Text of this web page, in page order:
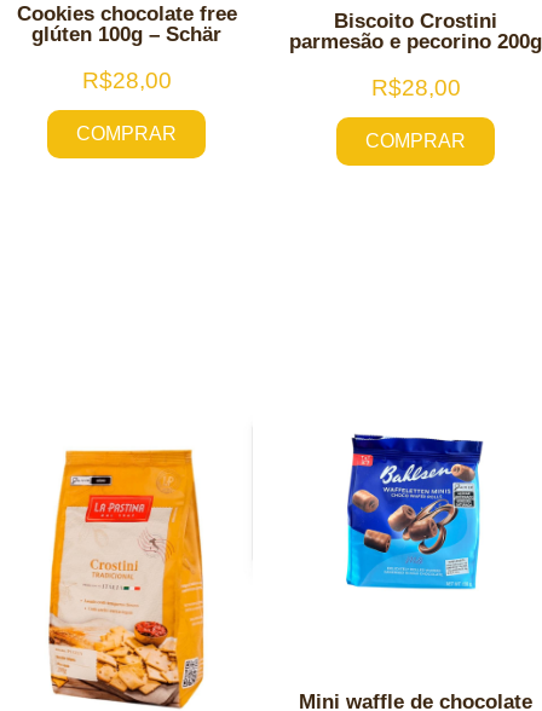
Cookies chocolate free
glúten 100g – Schär
R$28,00
COMPRAR
Biscoito Crostini
parmesão e pecorino 200g
R$28,00
COMPRAR
Mini waffle de chocolate